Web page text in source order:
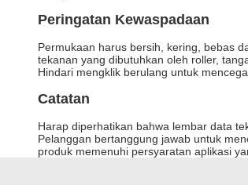
Peringatan Kewaspadaan
Permukaan harus bersih, kering, bebas
tekanan yang dibutuhkan oleh roller,
Hindari mengklik berulang untuk
Catatan
Harap diperhatikan bahwa lembar data
Pelanggan bertanggung jawab untuk
produk memenuhi persyaratan aplikasi